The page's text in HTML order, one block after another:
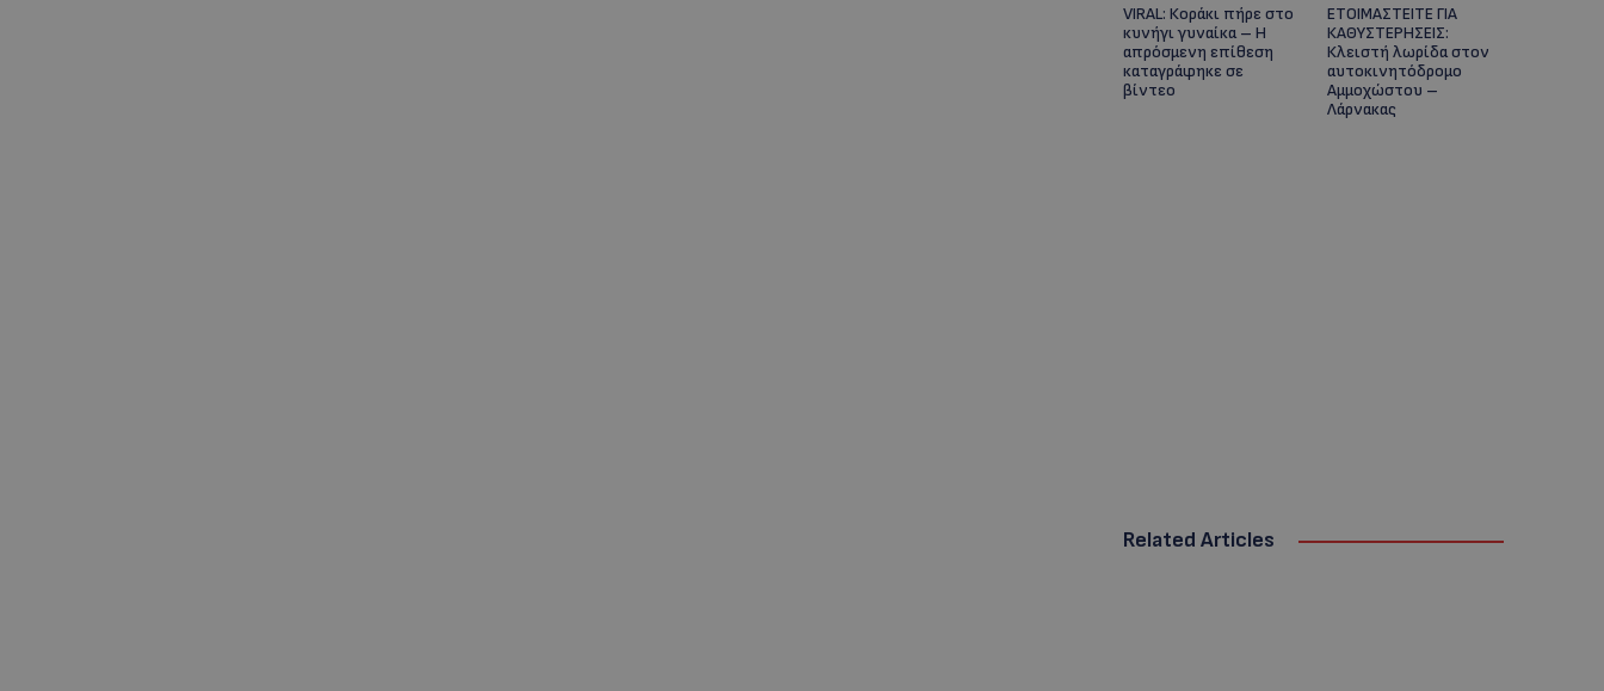
VIRAL: Κοράκι πήρε στο
κυνήγι γυναίκα – Η
απρόσμενη επίθεση
καταγράφηκε σε
βίντεο
ΕΤΟΙΜΑΣΤΕΙΤΕ ΓΙΑ
ΚΑΘΥΣΤΕΡΗΣΕΙΣ:
Κλειστή λωρίδα στον
αυτοκινητόδρομο
Αμμοχώστου –
Λάρνακας
Related Articles